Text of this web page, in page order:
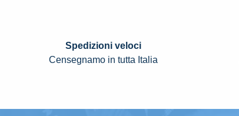
Spedizioni veloci
Censegnamo in tutta Italia